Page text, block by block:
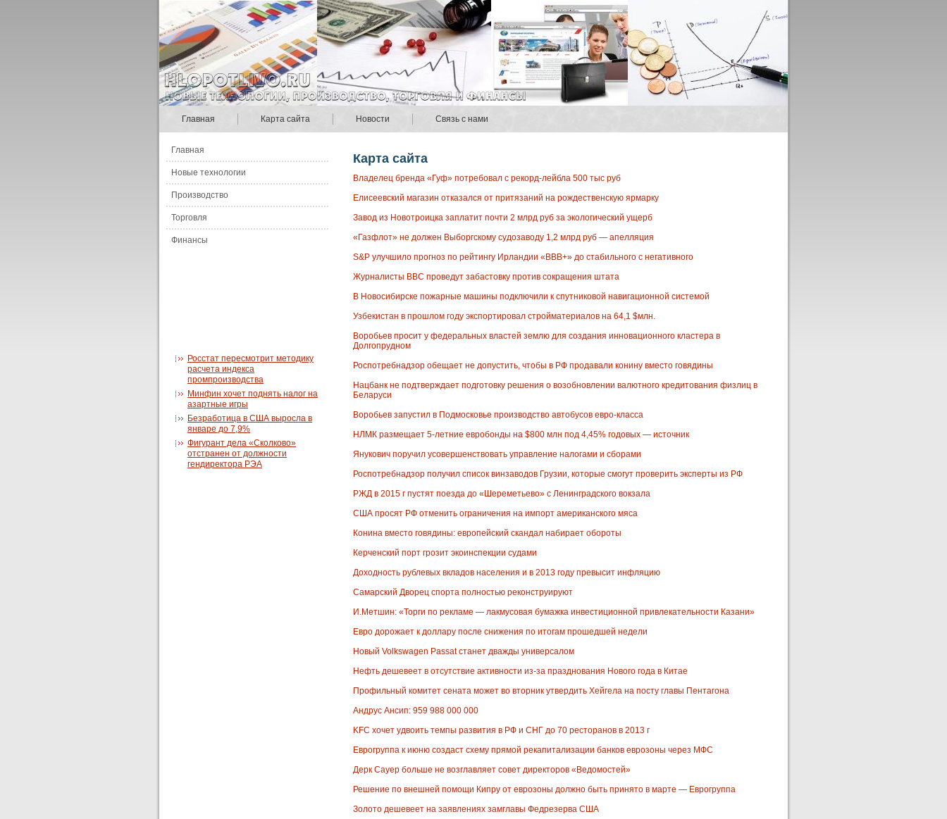
Главная Карта сайта Новости Связь с нами
Главная
Новые технологии
Производство
Торговля
Финансы
Росстат пересмотрит методику
расчета индекса
промпроизводства
Минфин хочет поднять налог на
азартные игры
Безработица в США выросла в
январе до 7,9%
Фигурант дела «Сколково»
отстранен от должности
гендиректора РЭА
Карта сайта
Владелец бренда «Гуф» потребовал с рекорд-лейбла 500 тыс руб
Елисеевский магазин отказался от притязаний на рождественскую ярмарку
Завод из Новотроицка заплатит почти 2 млрд руб за экологический ущерб
«Газфлот» не должен Выборгскому судозаводу 1,2 млрд руб — апелляция
S&P улучшило прогноз по рейтингу Ирландии «ВВВ+» до стабильного с негативного
Журналисты BBC проведут забастовку против сокращения штата
В Новосибирске пожарные машины подключили к спутниковой навигационной системой
Узбекистан в прошлом году экспортировал стройматериалов на 64,1 $млн.
Воробьев просит у федеральных властей землю для создания инновационного кластера в
Долгопрудном
Роспотребнадзор обещает не допустить, чтобы в РФ продавали конину вместо говядины
Нацбанк не подтверждает подготовку решения о возобновлении валютного кредитования физлиц в
Беларуси
Воробьев запустил в Подмосковье производство автобусов евро-класса
НЛМК размещает 5-летние евробонды на $800 млн под 4,45% годовых — источник
Янукович поручил усовершенствовать управление налогами и сборами
Роспотребнадзор получил список винзаводов Грузии, которые смогут проверить эксперты из РФ
РЖД в 2015 г пустят поезда до «Шереметьево» с Ленинградского вокзала
США просят РФ отменить ограничения на импорт американского мяса
Конина вместо говядины: европейский скандал набирает обороты
Керченский порт грозит экоинспекции судами
Доходность рублевых вкладов населения и в 2013 году превысит инфляцию
Самарский Дворец спорта полностью реконструируют
И.Метшин: «Торги по рекламе — лакмусовая бумажка инвестиционной привлекательности Казани»
Евро дорожает к доллару после снижения по итогам прошедшей недели
Новый Volkswagen Passat станет дважды универсалом
Нефть дешевеет в отсутствие активности из-за празднования Нового года в Китае
Профильный комитет сената может во вторник утвердить Хейгела на посту главы Пентагона
Андрус Ансип: 959 988 000 000
KFC хочет удвоить темпы развития в РФ и СНГ до 70 ресторанов в 2013 г
Еврогруппа к июню создаст схему прямой рекапитализации банков еврозоны через МФС
Дерк Сауер больше не возглавляет совет директоров «Ведомостей»
Решение по внешней помощи Кипру от еврозоны должно быть принято в марте — Еврогруппа
Золото дешевеет на заявлениях замглавы Федрезерва США